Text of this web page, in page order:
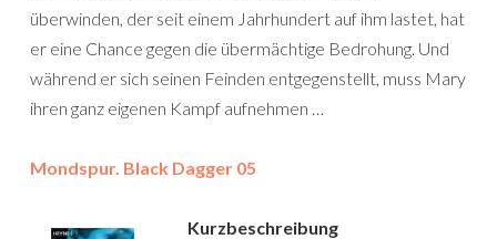
überwinden, der seit einem Jahrhundert auf ihm lastet, hat
er eine Chance gegen die übermächtige Bedrohung. Und
während er sich seinen Feinden entgegenstellt, muss Mary
ihren ganz eigenen Kampf aufnehmen …
Mondspur. Black Dagger 05
Kurzbeschreibung